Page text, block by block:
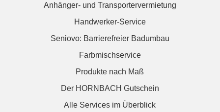
Anhänger- und Transportervermietung
Handwerker-Service
Seniovo: Barrierefreier Badumbau
Farbmischservice
Produkte nach Maß
Der HORNBACH Gutschein
Alle Services im Überblick